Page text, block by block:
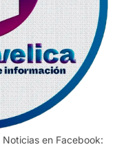
en Facebook: